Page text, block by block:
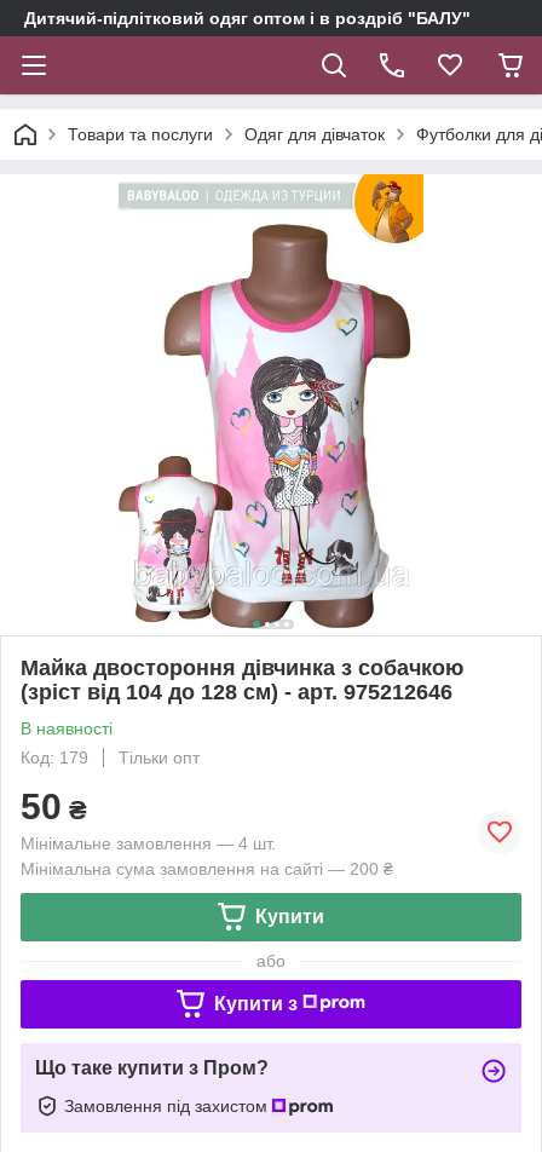
Дитячий-підлітковий одяг оптом і в роздріб "БАЛУ"
Товари та послуги Одяг для дівчаток Футболки для
Майка двостороння дівчинка з собачкою
(зріст від 104 до 128 см) - арт. 975212646
В наявності
Код: 179
Тільки опт
50 ₴
Мінімальне замовлення — 4 шт.
Мінімальна сума замовлення на сайті — 200 ₴
Купити
або
Купити з
Що таке купити з Пром?
Замовлення під захистом